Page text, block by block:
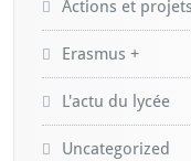
Actions et projets
Erasmus +
L'actu du lycée
Uncategorized